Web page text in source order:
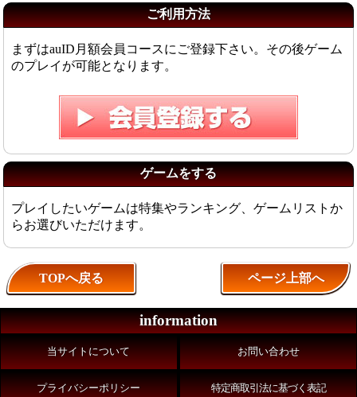
ご利用方法
まずはauID月額会員コースにご登録下さい。その後ゲーム
のプレイが可能となります。
ゲームをする
プレイしたいゲームは特集やランキング、ゲームリストか
らお選びいただけます。
TOPへ戻る ページ上部へ
information
当サイトについて お問い合わせ
プライバシーポリシー 特定商取引法に基づく表記